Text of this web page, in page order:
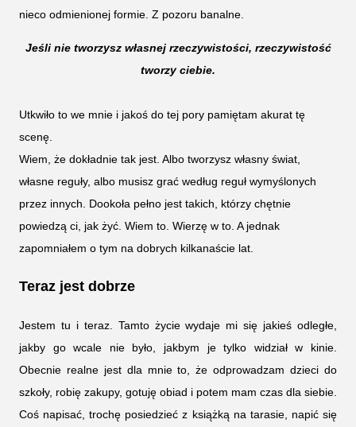
nieco odmienionej formie. Z pozoru banalne.
Jeśli nie tworzysz własnej rzeczywistości, rzeczywistość
tworzy ciebie.
Utkwiło to we mnie i jakoś do tej pory pamiętam akurat tę
scenę.
Wiem, że dokładnie tak jest. Albo tworzysz własny świat,
własne reguły, albo musisz grać według reguł wymyślonych
przez innych. Dookoła pełno jest takich, którzy chętnie
powiedzą ci, jak żyć. Wiem to. Wierzę w to. A jednak
zapomniałem o tym na dobrych kilkanaście lat.
Teraz jest dobrze
Jestem tu i teraz. Tamto życie wydaje mi się jakieś odległe,
jakby go wcale nie było, jakbym je tylko widział w kinie.
Obecnie realne jest dla mnie to, że odprowadzam dzieci do
szkoły, robię zakupy, gotuję obiad i potem mam czas dla siebie.
Coś napisać, trochę posiedzieć z książką na tarasie, napić się